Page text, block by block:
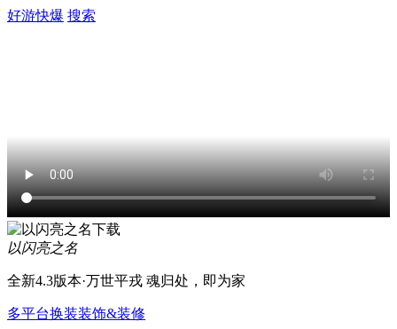
好游快爆 搜索
以闪亮之名
全新4.3版本·万世平戎 魂归处，即为家
多平台换装装饰&装修